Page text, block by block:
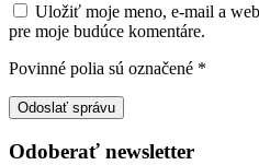
Uložiť moje meno, e-mail a
pre moje budúce komentáre.
Povinné polia sú označené *
Odoberať newsletter